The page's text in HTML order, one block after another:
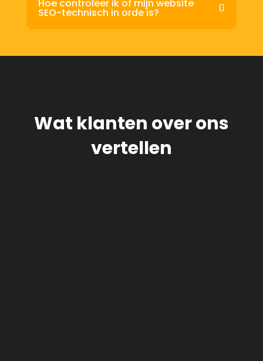
Hoe controleer ik of mijn website
SEO-technisch in orde is?
Wat klanten over ons
vertellen